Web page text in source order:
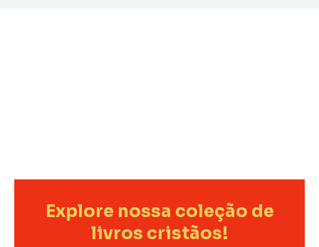
Explore nossa coleção de
livros cristãos!